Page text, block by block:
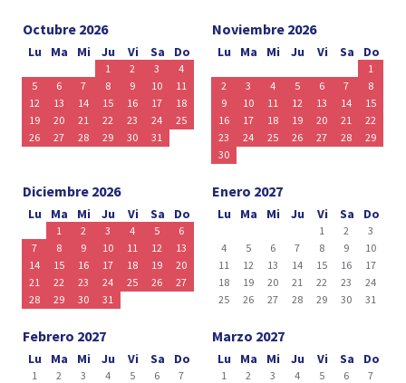
Octubre 2026
Lu Ma Mi Ju Vi Sa Do
1 2 3
4
5
6 7 8 9 10
11
12
13 14 15 16 17
18
19
20 21 22 23 24
25
26
27 28 29 30 31
Noviembre 2026
Lu Ma Mi Ju Vi Sa Do
1
2
3 4 5 6 7
8
9
10 11 12 13 14
15
16
17 18 19 20 21
22
23
24 25 26 27 28
29
30
Diciembre 2026
Lu Ma Mi Ju Vi Sa Do
1 2 3 4 5
6
7
8 9 10 11 12
13
14
15 16 17 18 19
20
21
22 23 24 25 26
27
28
29 30 31
Enero 2027
Lu Ma Mi Ju Vi Sa Do
1 2
3
4
5 6 7 8 9
10
11
12 13 14 15 16
17
18
19 20 21 22 23
24
25
26 27 28 29 30 31
Febrero 2027
Lu Ma Mi Ju Vi Sa Do
1 2 3 4 5 6
7
Marzo 2027
Lu Ma Mi Ju Vi Sa Do
1 2 3 4 5 6
7